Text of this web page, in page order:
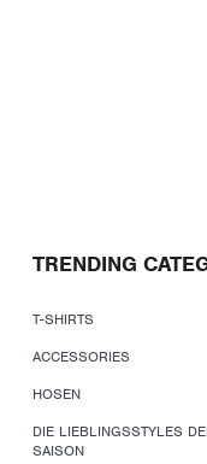
TRENDING
T-SHIRTS
ACCESSORIES
HOSEN
DIE LIEBLINGSSTYLES
SAISON